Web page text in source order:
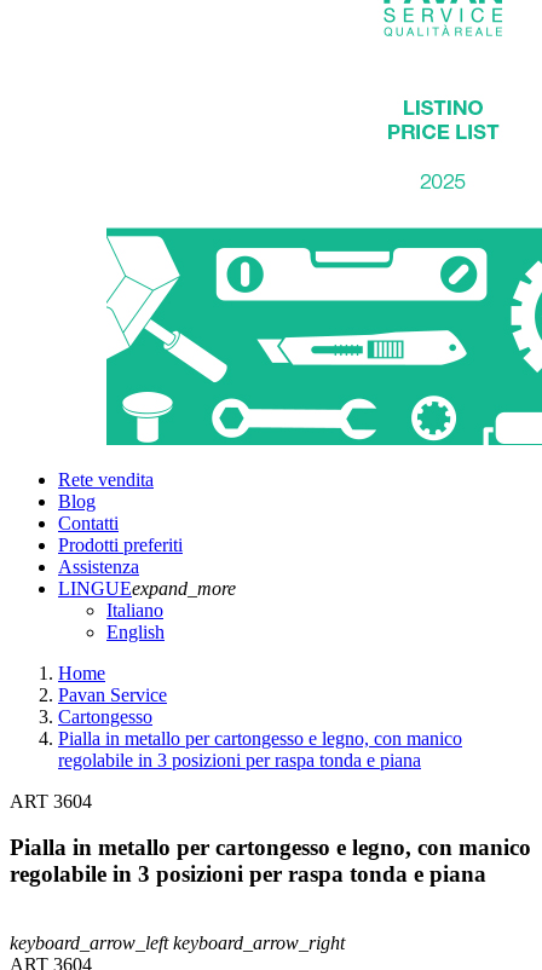
Rete vendita
Blog
Contatti
Prodotti preferiti
Assistenza
LINGUEexpand_more
Italiano
English
Home
Pavan Service
Cartongesso
Pialla in metallo per cartongesso e legno, con manico
regolabile in 3 posizioni per raspa tonda e piana
ART 3604
Pialla in metallo per cartongesso e legno, con manico
regolabile in 3 posizioni per raspa tonda e piana
keyboard_arrow_left keyboard_arrow_right
ART 3604